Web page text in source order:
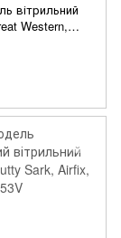
вітрильний
Western,